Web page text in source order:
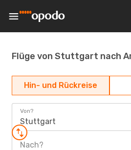
Flüge von Stuttgart nach
Hin- und Rückreise
Von?
Stuttgart
Nach?